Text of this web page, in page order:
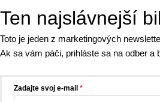
Ten najslávnejší
Toto je jeden z marketingových
Ak sa vám páči, prihláste sa na odber
Zadajte svoj e-mail